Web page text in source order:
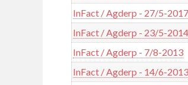
InFact / Agderp - 27/5-2017
InFact / Agderp - 23/5-2014
InFact / Agderp - 7/8-2013
InFact / Agderp - 14/6-2013